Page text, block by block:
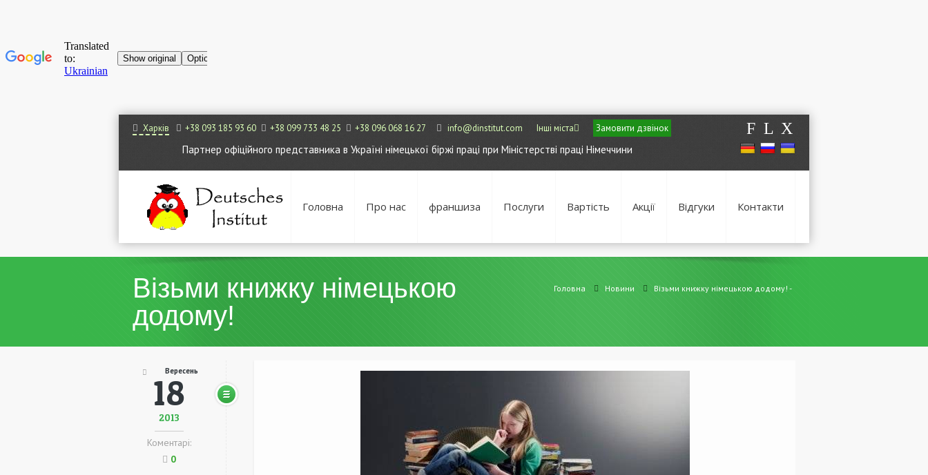
F L X
Харків +38 093 185 93 60 +38 099 733 48 25 +38 096 068 16 27 info@dinstitut.com Інші міста Замовити дзвінок
Партнер офіційного представника в Україні німецької біржі праці при Міністерстві праці Німеччини
Головна Про нас франшиза Послуги Вартість Акції Відгуки Контакти
Візьми книжку німецькою
додому!
Головна Новини Візьми книжку німецькою додому! -
18
Вересень
2013
Коментарі:
0